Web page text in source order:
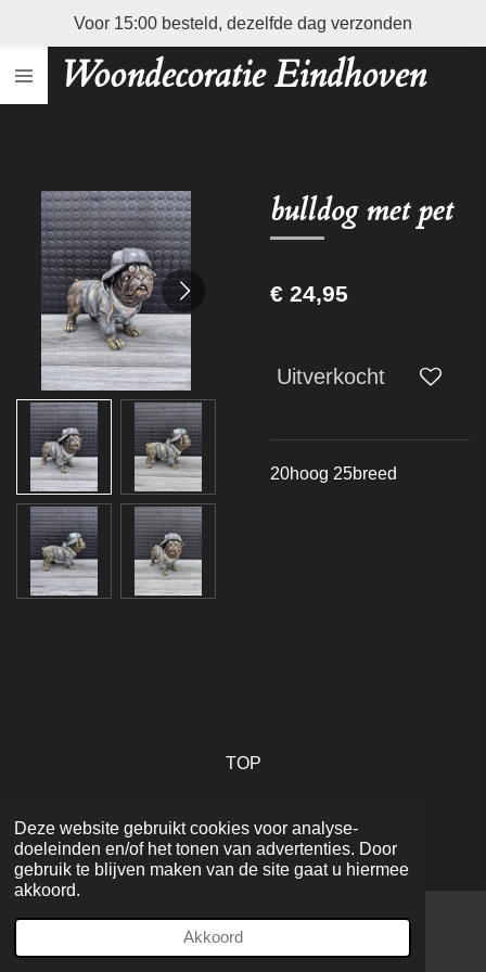
Deze website gebruikt cookies voor analyse-
doeleinden en/of het tonen van advertenties. Door
gebruik te blijven maken van de site gaat u hiermee
akkoord.
Akkoord
direct
naar
Woondecoratie Eindhoven
Voor 15:00 besteld, dezelfde dag verzonden
bulldog met pet
€ 24,95
Uitverkocht
20hoog 25breed
TOP
© 2022 - 2026 Woondecoratie Eindhoven
Powered byJouwWeb